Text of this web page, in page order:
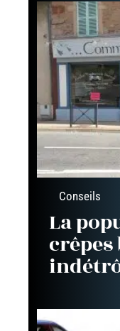
Conseils
La